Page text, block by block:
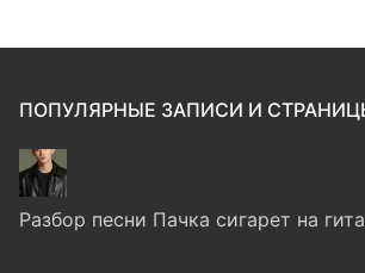
ПОПУЛЯРНЫЕ ЗАПИСИ И
Разбор песни Пачка сигарет на